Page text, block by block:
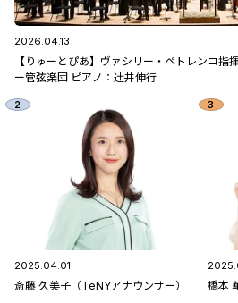
2026.04.13
【りゅーとぴあ】ヴァシリー・ペトレンコ
ー管弦楽団 ピアノ：辻󠄀井伸行
2025.04.01
斎藤 久美子（TeNYアナウンサー） 橋本